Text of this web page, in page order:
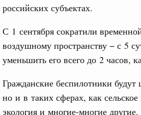
российских субъектах.
С 1 сентября сократили
воздушному пространству − с 5
уменьшить его всего до 2 часов,
Гражданские беспилотники
но и в таких сферах, как сельское
экология и многие-многие другие.